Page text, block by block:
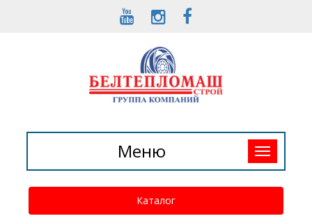
Toggle
navigation
Меню
Каталог